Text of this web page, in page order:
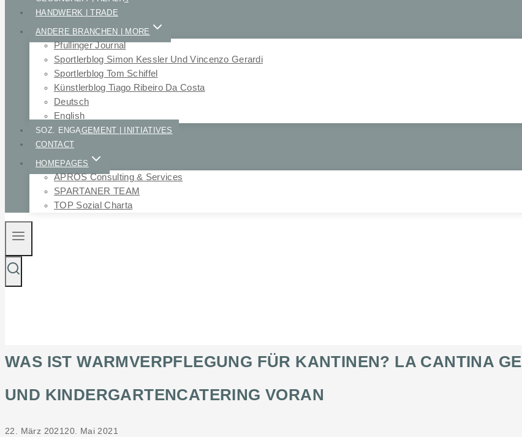
HANDWERK | TRADE
ANDERE BRANCHEN | MORE
Pfullinger Journal
Sportlerblog Simon Kessler Und Vincenzo Gerardi
Sportlerblog Tom Schiffel
Künstlerblog Tiago Ribeiro Da Costa
Deutsch
English
SOZ. ENGAGEMENT | INITIATIVES
CONTACT
HOMEPAGES
APROS Consulting & Services
SPARTANER TEAM
TOP Sozial Charta
WAS IST WARMVERPFLEGUNG FÜR KANTINEN? LA CANTINA
UND KINDERGARTENCATERING VORAN
22. März 2021 20. Mai 2021